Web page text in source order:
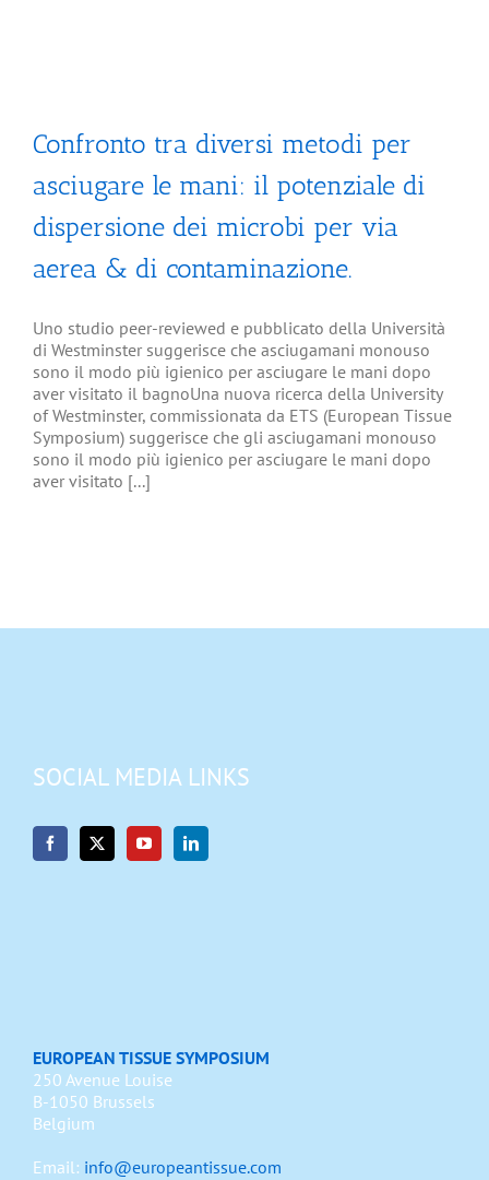
Confronto tra diversi metodi per
asciugare le mani: il potenziale di
dispersione dei microbi per via
aerea & di contaminazione.
Uno studio peer-reviewed e pubblicato della Università
di Westminster suggerisce che asciugamani monouso
sono il modo più igienico per asciugare le mani dopo
aver visitato il bagnoUna nuova ricerca della University
of Westminster, commissionata da ETS (European Tissue
Symposium) suggerisce che gli asciugamani monouso
sono il modo più igienico per asciugare le mani dopo
aver visitato [...]
SOCIAL MEDIA LINKS
EUROPEAN TISSUE SYMPOSIUM
250 Avenue Louise
B-1050 Brussels
Belgium
Email: info@europeantissue.com